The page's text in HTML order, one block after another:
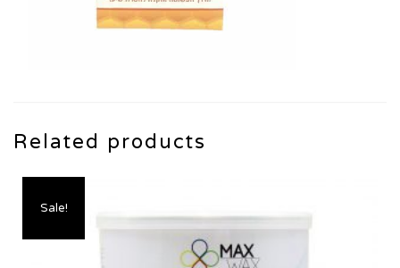
Related products
Sale!